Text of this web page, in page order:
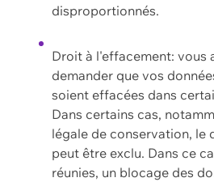
disproportionnés.
Droit à l'effacement: vous
demander que vos
soient effacées dans
Dans certains cas,
légale de conservation, le
peut être exclu. Dans ce
réunies, un blocage des